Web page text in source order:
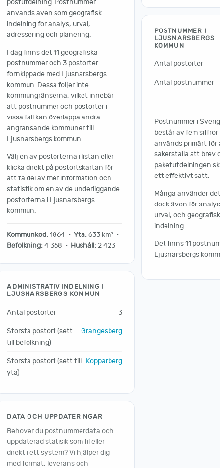
postutdelning. Postnummer
används även som geografisk
indelning för analys, urval,
adressering och planering.
I dag finns det 11 geografiska
postnummer och 3 postorter
förnkippade med Ljusnarsbergs
kommun. Dessa följer inte
kommungränserna, vilket innebär
att postnummer och postorter i
vissa fall kan överlappa andra
angränsande kommuner till
Ljusnarsbergs kommun.
Välj en av postorterna i listan eller
klicka direkt på postortskartan för
att ta del av mer information och
statistik om en av de underliggande
postorterna i Ljusnarsbergs
kommun.
Kommunkod:1864 •Yta:633 km² •
Befolkning:4 368 • Hushåll:2 423
ADMINISTRATIV INDELNING I
LJUSNARSBERGS KOMMUN
Antal postorter 3
Största postort (sett
till befolkning)
Grängesberg
Största postort (sett till
yta)
Kopparberg
DATA OCH UPPDATERINGAR
Behöver du postnummerdata och
uppdaterad statisik som fil eller
direkt i ett system? Vi hjälper dig
med format, leverans och
POSTNUMMER I
LJUSNARSBERGS
KOMMUN
Antal postorter
Antal postnummer
Postnummer i
består av fem siffror
används primärt för
säkerställa att brev
paketutdelningen
ett effektivt sätt.
Många använder det
dock även för
urval, och geografisk
indelning.
Det finns 11
Ljusnarsbergs